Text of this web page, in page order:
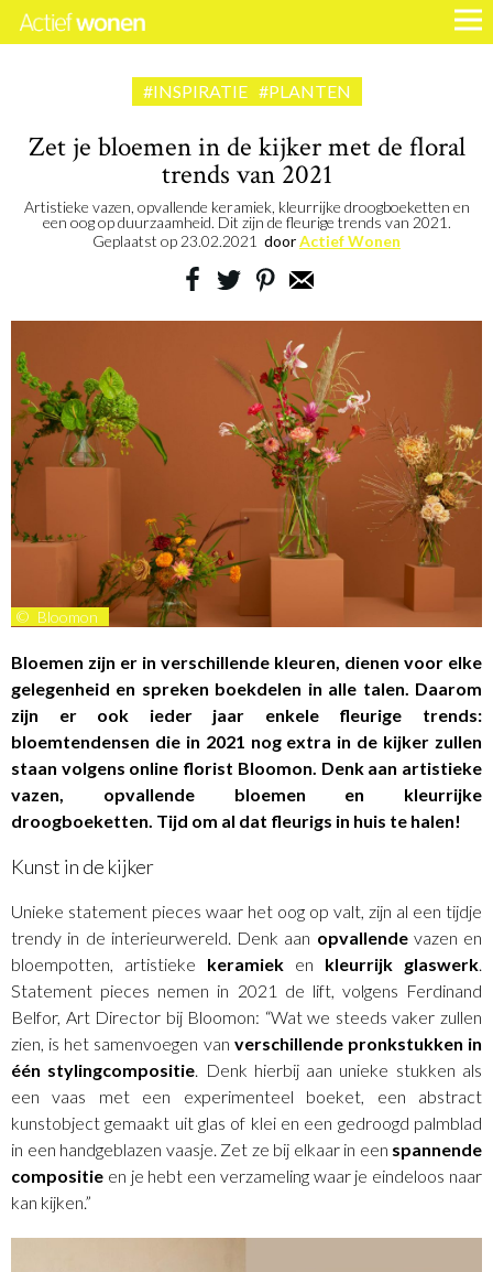
#INSPIRATIE #PLANTEN
Zet je bloemen in de kijker met de floral
trends van 2021
Artistieke vazen, opvallende keramiek, kleurrijke droogboeketten en
een oog op duurzaamheid. Dit zijn de fleurige trends van 2021.
Geplaatst op 23.02.2021 doorActief Wonen
© Bloomon
Bloemen zijn er in verschillende kleuren, dienen voor elke
gelegenheid en spreken boekdelen in alle talen. Daarom
zijn er ook ieder jaar enkele fleurige trends:
bloemtendensen die in 2021 nog extra in de kijker zullen
staan volgens online florist Bloomon. Denk aan artistieke
vazen, opvallende bloemen en kleurrijke
droogboeketten. Tijd om al dat fleurigs in huis te halen!
Kunst in de kijker
Unieke statement pieces waar het oog op valt, zijn al een tijdje
trendy in de interieurwereld. Denk aan opvallendevazen en
bloempotten, artistieke keramiek en kleurrijk glaswerk.
Statement pieces nemen in 2021 de lift, volgens Ferdinand
Belfor, Art Director bij Bloomon: “Wat we steeds vaker zullen
zien, is het samenvoegen van verschillende pronkstukken in
één stylingcompositie. Denk hierbij aan unieke stukken als
een vaas met een experimenteel boeket, een abstract
kunstobject gemaakt uit glas of klei en een gedroogd palmblad
in een handgeblazen vaasje. Zet ze bij elkaar in een spannende
compositie en je hebt een verzameling waar je eindeloos naar
kan kijken.”